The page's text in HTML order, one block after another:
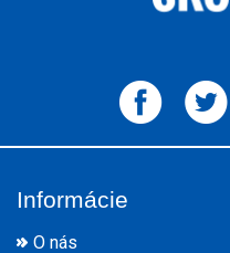
Informácie
O nás